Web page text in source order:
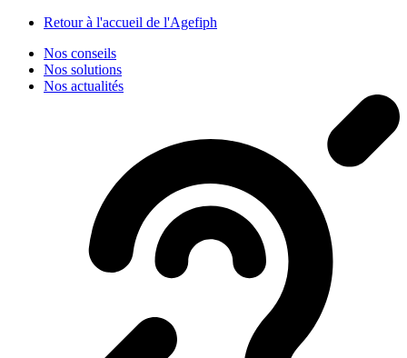
Retour à l'accueil de l'Agefiph
Nos conseils
Nos solutions
Nos actualités